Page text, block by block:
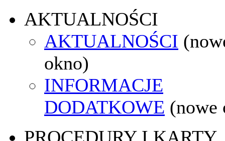
AKTUALNOŚCI
AKTUALNOŚCI
okno)
INFORMACJE
DODATKOWE (nowe